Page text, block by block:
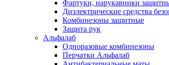
Фартуки, нарукавники
Диэлектрические средства
Комбинезоны защитные
Защита рук
Альфалаб
Одноразовые комбинезоны
Перчатки Альфалаб